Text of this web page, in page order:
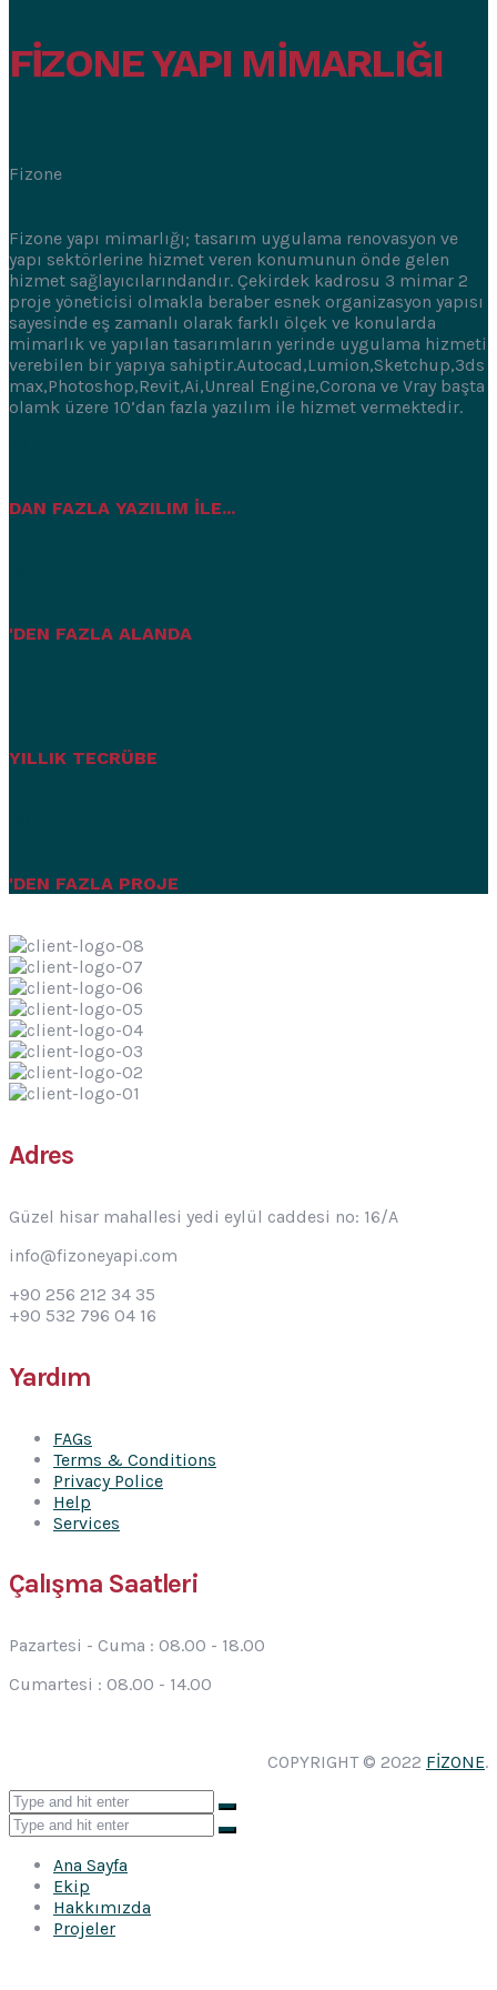
FİZONE YAPI MİMARLIĞI
Fizone
Fizone yapı mimarlığı; tasarım uygulama renovasyon ve
yapı sektörlerine hizmet veren konumunun önde gelen
hizmet sağlayıcılarındandır. Çekirdek kadrosu 3 mimar 2
proje yöneticisi olmakla beraber esnek organizasyon yapısı
sayesinde eş zamanlı olarak farklı ölçek ve konularda
mimarlık ve yapılan tasarımların yerinde uygulama hizmeti
verebilen bir yapıya sahiptir.Autocad,Lumion,Sketchup,3ds
max,Photoshop,Revit,Ai,Unreal Engine,Corona ve Vray başta
olamk üzere 10’dan fazla yazılım ile hizmet vermektedir.
DAN FAZLA YAZILIM İLE...
'DEN FAZLA ALANDA
YILLIK TECRÜBE
'DEN FAZLA PROJE
Adres
Güzel hisar mahallesi yedi eylül caddesi no: 16/A
info@fizoneyapi.com
+90 256 212 34 35
+90 532 796 04 16
Yardım
FAGs
Terms & Conditions
Privacy Police
Help
Services
Çalışma Saatleri
Pazartesi - Cuma : 08.00 - 18.00
Cumartesi : 08.00 - 14.00
COPYRIGHT © 2022 FİZONE.
Ana Sayfa
Ekip
Hakkımızda
Projeler